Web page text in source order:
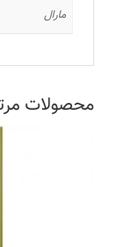
مارال
محصولات